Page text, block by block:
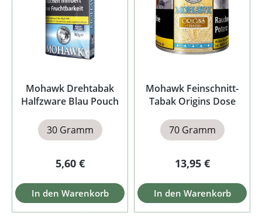
Mohawk Drehtabak
Halfzware Blau Pouch
30 Gramm
Regulärer Preis:
5,60 €
In den Warenkorb
Mohawk Feinschnitt-
Tabak Origins Dose
70 Gramm
Regulärer Preis:
13,95 €
In den Warenkorb